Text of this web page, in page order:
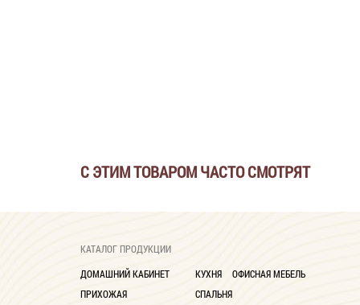
С ЭТИМ ТОВАРОМ ЧАСТО СМОТРЯТ
КАТАЛОГ ПРОДУКЦИИ
ДОМАШНИЙ КАБИНЕТ
ПРИХОЖАЯ
КУХНЯ
СПАЛЬНЯ
ОФИСНАЯ МЕБЕЛЬ